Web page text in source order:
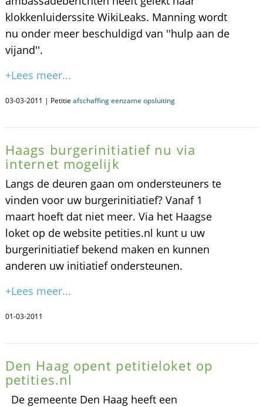
klokkenluiderssite WikiLeaks. Manning wordt
nu onder meer beschuldigd van ''hulp aan de
vijand''.
+Lees meer...
03-03-2011 | Petitie afschaffing eenzame opsluiting
Haags burgerinitiatief nu via
internet mogelijk
Langs de deuren gaan om ondersteuners te
vinden voor uw burgerinitiatief? Vanaf 1
maart hoeft dat niet meer. Via het Haagse
loket op de website petities.nl kunt u uw
burgerinitiatief bekend maken en kunnen
anderen uw initiatief ondersteunen.
+Lees meer...
01-03-2011
Den Haag opent petitieloket op
petities.nl
De gemeente Den Haag heeft een